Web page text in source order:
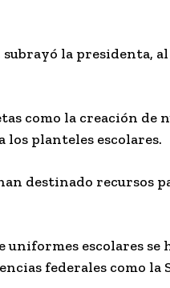
subrayó la
como la creación de
los planteles escolares.
destinado recursos
escolares se
federales como la